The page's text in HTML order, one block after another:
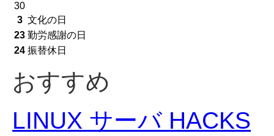
3 文化の日
23 勤労感謝の日
24 振替休日
30
おすすめ
LINUX サーバ HACKS